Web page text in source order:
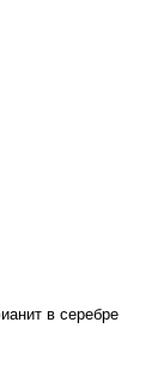
в серебре